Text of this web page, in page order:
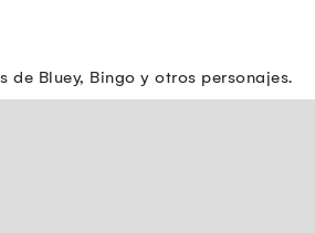
de Bluey, Bingo y otros personajes.